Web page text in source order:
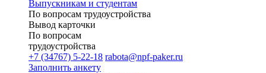
Выпускникам и студентам
По вопросам трудоустройства
Вывод карточки
По вопросам
трудоустройства
+7 (34767) 5-22-18 rabota@npf-paker.ru
Заполнить анкету